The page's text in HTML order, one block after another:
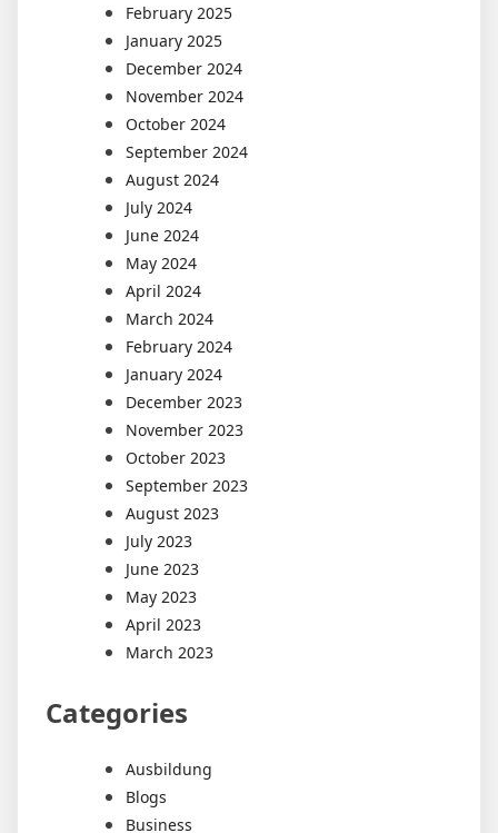
February 2025
January 2025
December 2024
November 2024
October 2024
September 2024
August 2024
July 2024
June 2024
May 2024
April 2024
March 2024
February 2024
January 2024
December 2023
November 2023
October 2023
September 2023
August 2023
July 2023
June 2023
May 2023
April 2023
March 2023
Categories
Ausbildung
Blogs
Business